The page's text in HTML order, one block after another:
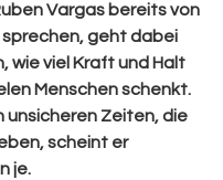
Vargas bereits von
sprechen, geht dabei
wie viel Kraft und Halt
Menschen schenkt.
unsicheren Zeiten, die
scheint er
je.